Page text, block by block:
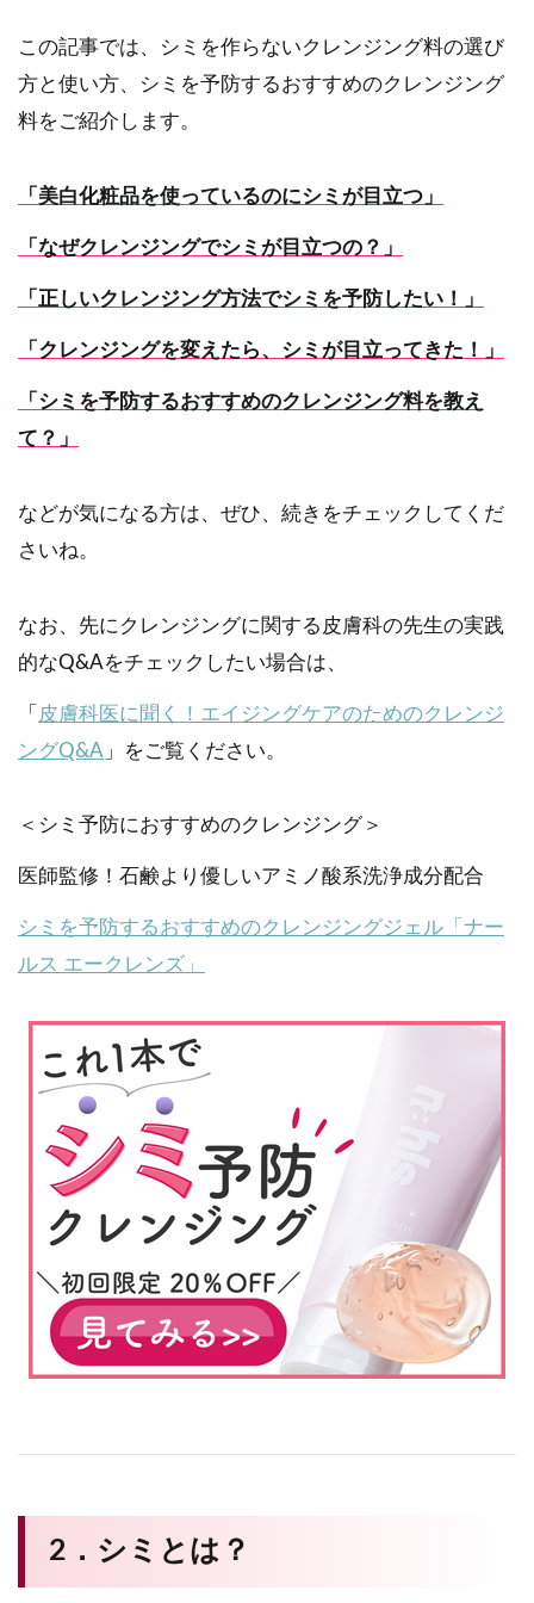
この記事では、シミを作らないクレンジング料の選び
方と使い方、シミを予防するおすすめのクレンジング
料をご紹介します。
「美白化粧品を使っているのにシミが目立つ」
「なぜクレンジングでシミが目立つの？」
「正しいクレンジング方法でシミを予防したい！」
「クレンジングを変えたら、シミが目立ってきた！」
「シミを予防するおすすめのクレンジング料を教え
て？」
などが気になる方は、ぜひ、続きをチェックしてくだ
さいね。
なお、先にクレンジングに関する皮膚科の先生の実践
的なQ&Aをチェックしたい場合は、
「 皮膚科医に聞く！エイジングケアのためのクレンジ
ングQ&A 」をご覧ください。
＜シミ予防におすすめのクレンジング＞
医師監修！石鹸より優しいアミノ酸系洗浄成分配合
シミを予防するおすすめのクレンジングジェル「ナー
ルス エークレンズ」
2．シミとは？